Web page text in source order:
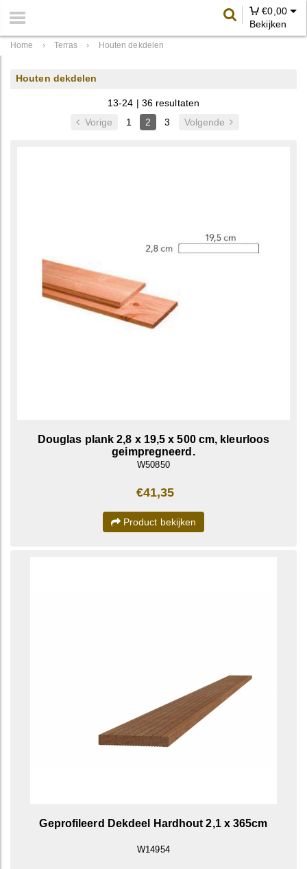
€0,00
Bekijken
Home › Terras › Houten dekdelen
Houten dekdelen
13-24 | 36 resultaten
Vorige
1 2 3 Volgende
Douglas plank 2,8 x 19,5 x 500 cm, kleurloos
geimpregneerd.
W50850
€41,35
Product bekijken
Geprofileerd Dekdeel Hardhout 2,1 x 365cm
W14954